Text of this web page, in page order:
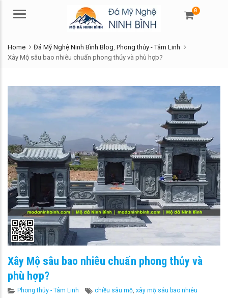
Menu
0
Home Đá Mỹ Nghệ Ninh Bình Blog Phong thủy - Tâm Linh
Xây Mộ sâu bao nhiêu chuẩn phong thủy và phù hợp?
Xây Mộ sâu bao nhiêu chuẩn phong thủy và
phù hợp?
Categories
Phong thủy - Tâm Linh Tags
chiều sâu mộ, xây mộ sâu bao nhiêu